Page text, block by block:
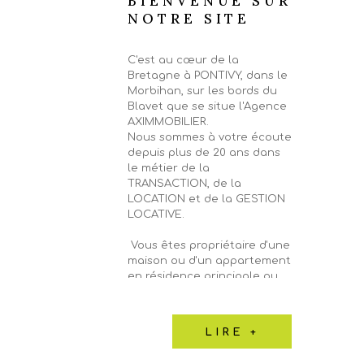
NOTRE SITE
C'est au cœur de la
Bretagne à PONTIVY, dans le
Morbihan, sur les bords du
Blavet que se situe l'Agence
AXIMMOBILIER.
Nous sommes à votre écoute
depuis plus de 20 ans dans
le métier de la
TRANSACTION, de la
LOCATION et de la GESTION
LOCATIVE.
Vous êtes propriétaire d'une
maison ou d'un appartement
en résidence principale ou
sur PONTIVY et sa région et
LIRE +